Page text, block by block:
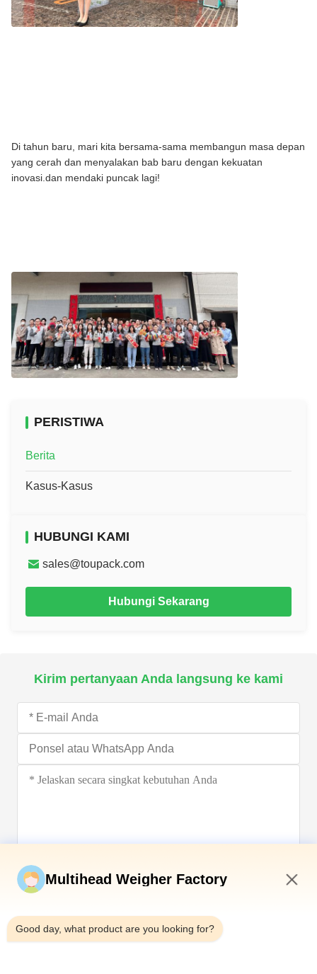
Di tahun baru, mari kita bersama-sama membangun masa depan
yang cerah dan menyalakan bab baru dengan kekuatan
inovasi.dan mendaki puncak lagi!
PERISTIWA
Berita
Kasus-Kasus
HUBUNGI KAMI
sales@toupack.com
Hubungi Sekarang
Kirim pertanyaan Anda langsung ke kami
Multihead Weigher Factory
Good day, what product are you looking for?